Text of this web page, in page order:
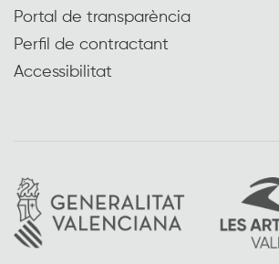
Portal de transparència
Perfil de contractant
Accessibilitat